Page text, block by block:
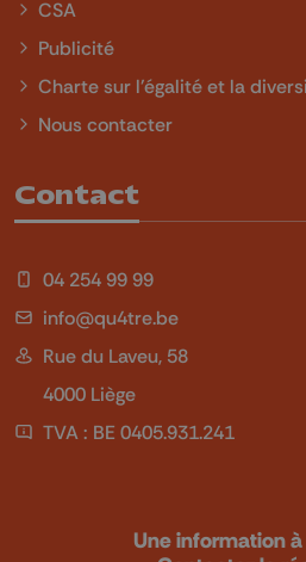
CSA
Publicité
Charte sur l'égalité et la
Nous contacter
Contact
04 254 99 99
info@qu4tre.be
Rue du Laveu, 58
4000 Liège
TVA : BE 0405.931.241
Une information